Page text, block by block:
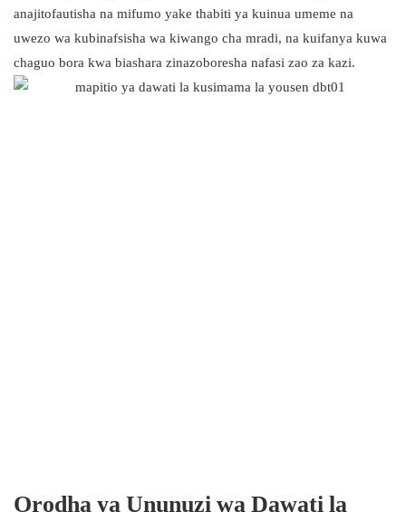
anajitofautisha na mifumo yake thabiti ya kuinua umeme na
uwezo wa kubinafsisha wa kiwango cha mradi, na kuifanya kuwa
chaguo bora kwa biashara zinazoboresha nafasi zao za kazi.
Orodha ya Ununuzi wa Dawati la